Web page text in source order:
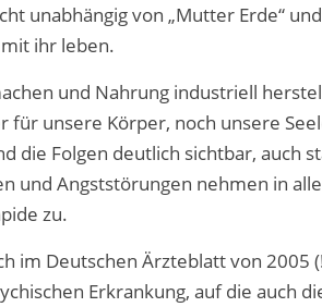
unabhängig von „Mutter Erde“
ihr leben.
und Nahrung industriell
unsere Körper, noch unsere
die Folgen deutlich sichtbar, auch
und Angststörungen nehmen in
zu.
im Deutschen Ärzteblatt von 2005
Erkrankung, auf die auch